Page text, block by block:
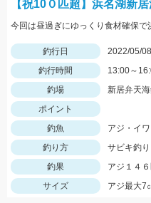
【祝10０匹超】浜名湖新
釣行日
2022/05/08
釣行時間
13:00～
釣場
新居弁天
ポイント
釣魚
アジ・イ
釣り方
サビキ釣り
釣果
アジ１４
サイズ
アジ最大7